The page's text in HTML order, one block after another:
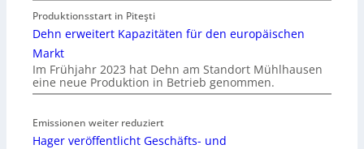
Produktionsstart in Piteşti
Dehn erweitert Kapazitäten für den europäischen
Markt
Im Frühjahr 2023 hat Dehn am Standort Mühlhausen
eine neue Produktion in Betrieb genommen.
Emissionen weiter reduziert
Hager veröffentlicht Geschäfts- und